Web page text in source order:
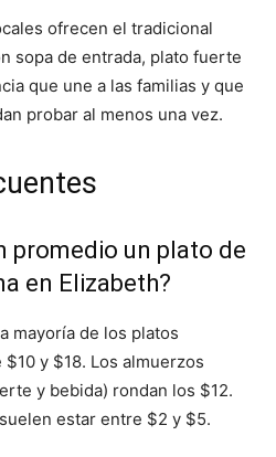
ofrecen el tradicional
sopa de entrada, plato fuerte
que une a las familias y que
probar al menos una vez.
promedio un plato de
en Elizabeth?
mayoría de los platos
y $18. Los almuerzos
y bebida) rondan los $12.
estar entre $2 y $5.